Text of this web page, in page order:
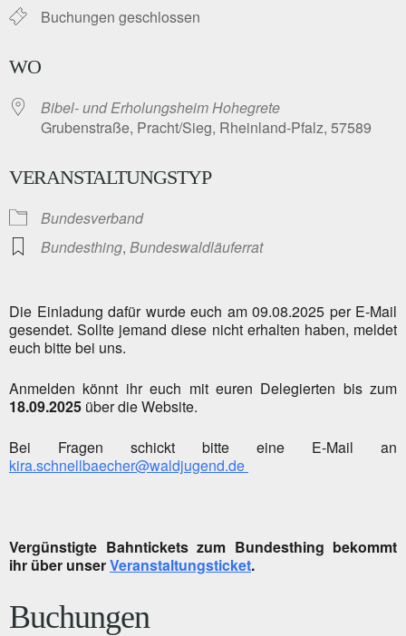
Buchungen geschlossen
WO
Bibel- und Erholungsheim Hohegrete
Grubenstraße, Pracht/Sieg, Rheinland-Pfalz, 57589
VERANSTALTUNGSTYP
Bundesverband
Bundesthing, Bundeswaldläuferrat
Die Einladung dafür wurde euch am 09.08.2025 per E-Mail
gesendet. Sollte jemand diese nicht erhalten haben, meldet
euch bitte bei uns.
Anmelden könnt ihr euch mit euren Delegierten bis zum
18.09.2025 über die Website.
Bei Fragen schickt bitte eine E-Mail an
kira.schnellbaecher@waldjugend.de
Vergünstigte Bahntickets zum Bundesthing bekommt
ihr über unserVeranstaltungsticket.
Buchungen